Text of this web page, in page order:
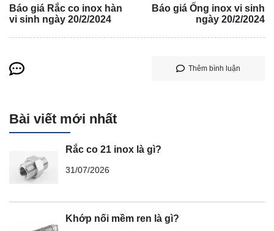
Báo giá Rắc co inox hàn
vi sinh ngày 20/2/2024
Báo giá Ống inox vi sinh
ngày 20/2/2024
Thêm bình luận
Bài viết mới nhất
Rắc co 21 inox là gì?
31/07/2026
Khớp nối mềm ren là gì?